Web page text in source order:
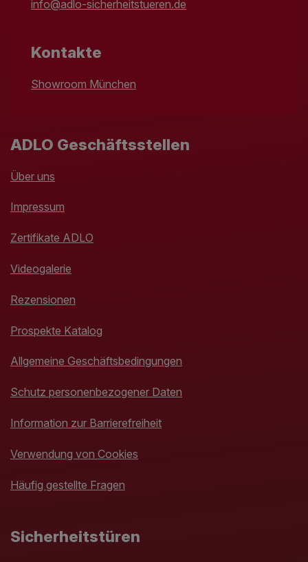
info@adlo-sicherheitstueren.de
Kontakte
Showroom München
ADLO Geschäftsstellen
Über uns
Impressum
Zertifikate ADLO
Videogalerie
Rezensionen
Prospekte Katalog
Allgemeine Geschäftsbedingungen
Schutz personenbezogener Daten
Information zur Barrierefreiheit
Verwendung von Cookies
Häufig gestellte Fragen
Sicherheitstüren